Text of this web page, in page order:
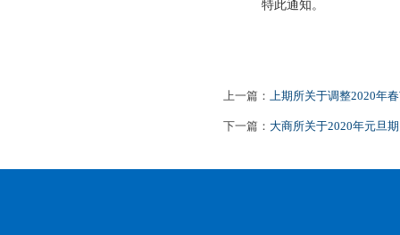
特此通知。
上一篇： 上期所关于调整2020年
下一篇： 大商所关于2020年元旦